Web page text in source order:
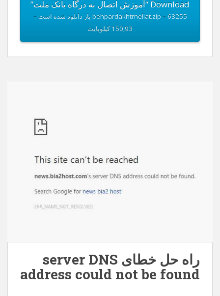
تا پست بعدی مراقب خودتون باشین .
به هر مورد یا مشکلی برخوردین همینجا کامنت بذارین پاسخ
خواهم داد .
بدرود .